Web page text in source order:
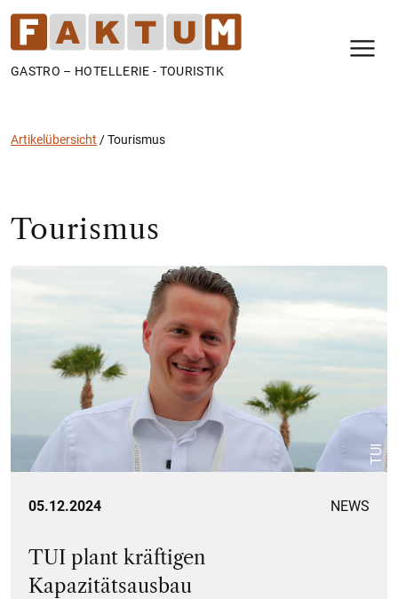
GASTRO – HOTELLERIE - TOURISTIK
Artikelübersicht /Tourismus
Tourismus
TUI
05.12.2024 NEWS
TUI plant kräftigen
Kapazitätsausbau